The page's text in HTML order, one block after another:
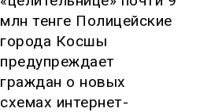
млн тенге Полицейские
города Косшы
предупреждает
граждан о новых
схемах интернет-